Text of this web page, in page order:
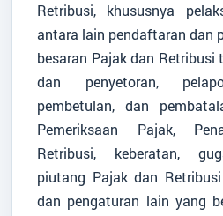
Desa
Kecamatan
:
Kabupaten
:
Provinsi
:
Retribusi, khususnya
antara lain pendaftaran dan
besaran Pajak dan Retribusi
dan penyetoran,
pembetulan, dan
Pemeriksaan Pajak,
Retribusi, keberatan,
piutang Pajak dan
dan pengaturan lain yang